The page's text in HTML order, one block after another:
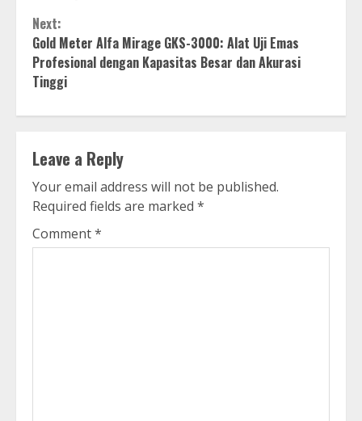
Next:
Gold Meter Alfa Mirage GKS-3000: Alat Uji Emas
Profesional dengan Kapasitas Besar dan Akurasi
Tinggi
Leave a Reply
Your email address will not be published.
Required fields are marked *
Comment*